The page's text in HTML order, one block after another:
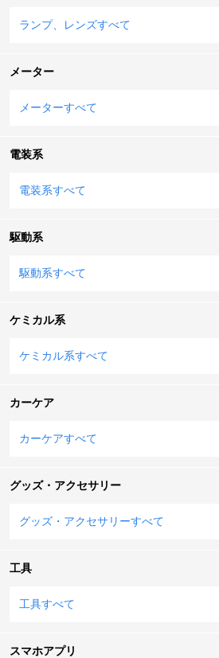
ランプ、レンズすべて
メーター
メーターすべて
電装系
電装系すべて
駆動系
駆動系すべて
ケミカル系
ケミカル系すべて
カーケア
カーケアすべて
グッズ・アクセサリー
グッズ・アクセサリーすべて
工具
工具すべて
スマホアプリ